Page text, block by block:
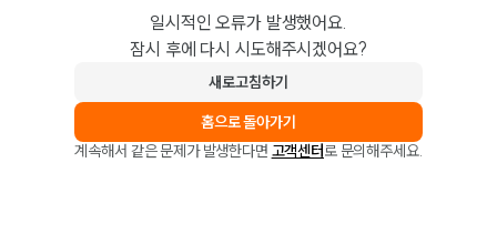
일시적인 오류가 발생했어요.
잠시 후에 다시 시도해주시겠어요?
새로고침하기
홈으로 돌아가기
계속해서 같은 문제가 발생한다면 고객센터로 문의해주세요.